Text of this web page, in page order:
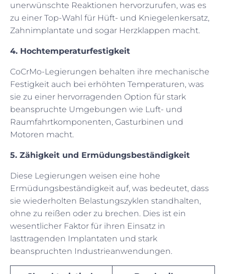
unerwünschte Reaktionen hervorzurufen, was es
zu einer Top-Wahl für Hüft- und Kniegelenkersatz,
Zahnimplantate und sogar Herzklappen macht.
4. Hochtemperaturfestigkeit
CoCrMo-Legierungen behalten ihre mechanische
Festigkeit auch bei erhöhten Temperaturen, was
sie zu einer hervorragenden Option für stark
beanspruchte Umgebungen wie Luft- und
Raumfahrtkomponenten, Gasturbinen und
Motoren macht.
5. Zähigkeit und Ermüdungsbeständigkeit
Diese Legierungen weisen eine hohe
Ermüdungsbeständigkeit auf, was bedeutet, dass
sie wiederholten Belastungszyklen standhalten,
ohne zu reißen oder zu brechen. Dies ist ein
wesentlicher Faktor für ihren Einsatz in
lasttragenden Implantaten und stark
beanspruchten Industrieanwendungen.